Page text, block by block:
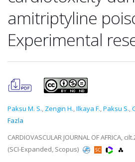
amitriptyline
Experimental
Paksu M. S., Zengin H.,Ilkaya F.,Paksu S.,
Fazla
CARDIOVASCULAR JOURNAL OF AFRICA,
(SCI-Expanded, Scopus)